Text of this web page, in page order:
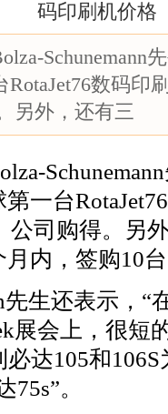
码印刷机价格
Schunemann
数码印
另外，还有三
Schunemann
一台
公司购得。另
内，签购10
生还表示，“
展会上，很短
达105和
。